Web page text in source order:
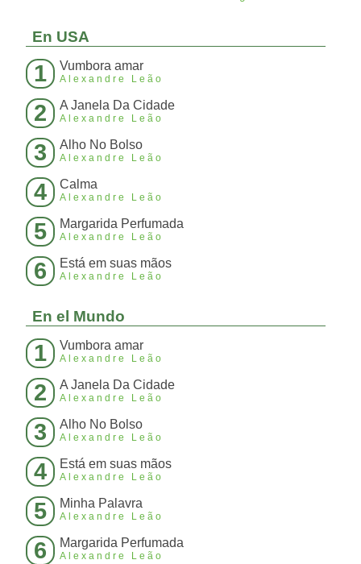
En USA
1 Vumbora amar
Alexandre Leão
2 A Janela Da Cidade
Alexandre Leão
3 Alho No Bolso
Alexandre Leão
4 Calma
Alexandre Leão
5 Margarida Perfumada
Alexandre Leão
6 Está em suas mãos
Alexandre Leão
En el Mundo
1 Vumbora amar
Alexandre Leão
2 A Janela Da Cidade
Alexandre Leão
3 Alho No Bolso
Alexandre Leão
4 Está em suas mãos
Alexandre Leão
5 Minha Palavra
Alexandre Leão
6 Margarida Perfumada
Alexandre Leão